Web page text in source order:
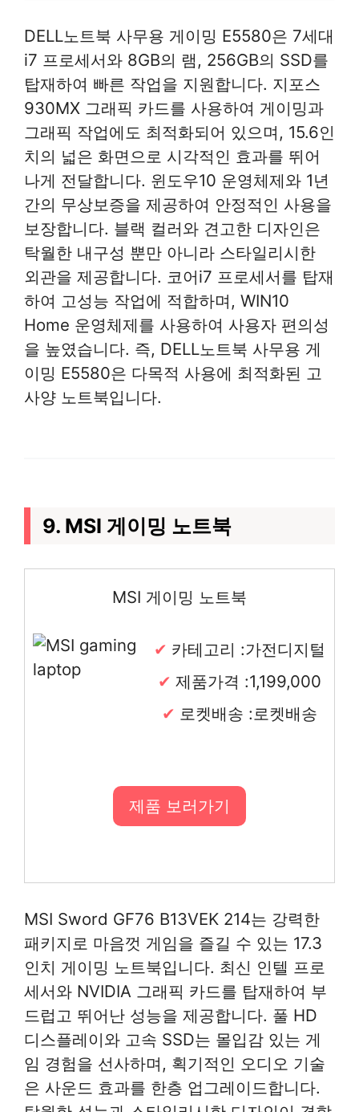
DELL노트북 사무용 게이밍 E5580은 7세대
i7 프로세서와 8GB의 램, 256GB의 SSD를
탑재하여 빠른 작업을 지원합니다. 지포스
930MX 그래픽 카드를 사용하여 게이밍과
그래픽 작업에도 최적화되어 있으며, 15.6인
치의 넓은 화면으로 시각적인 효과를 뛰어
나게 전달합니다. 윈도우10 운영체제와 1년
간의 무상보증을 제공하여 안정적인 사용을
보장합니다. 블랙 컬러와 견고한 디자인은
탁월한 내구성 뿐만 아니라 스타일리시한
외관을 제공합니다. 코어i7 프로세서를 탑재
하여 고성능 작업에 적합하며, WIN10
Home 운영체제를 사용하여 사용자 편의성
을 높였습니다. 즉, DELL노트북 사무용 게
이밍 E5580은 다목적 사용에 최적화된 고
사양 노트북입니다.
9. MSI 게이밍 노트북
MSI 게이밍 노트북
카테고리 :가전디지털
제품가격 :1,199,000
로켓배송 :로켓배송
제품 보러가기
MSI Sword GF76 B13VEK 214는 강력한
패키지로 마음껏 게임을 즐길 수 있는 17.3
인치 게이밍 노트북입니다. 최신 인텔 프로
세서와 NVIDIA 그래픽 카드를 탑재하여 부
드럽고 뛰어난 성능을 제공합니다. 풀 HD
디스플레이와 고속 SSD는 몰입감 있는 게
임 경험을 선사하며, 획기적인 오디오 기술
은 사운드 효과를 한층 업그레이드합니다.